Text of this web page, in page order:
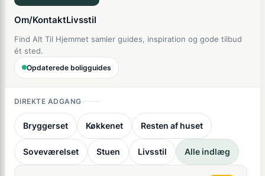
Om/KontaktLivsstil
Find Alt Til Hjemmet samler guides, inspiration og gode tilbud
ét sted.
Opdaterede boligguides
DIREKTE ADGANG
Bryggerset Køkkenet Resten af huset
Soveværelset Stuen Livsstil Alle indlæg